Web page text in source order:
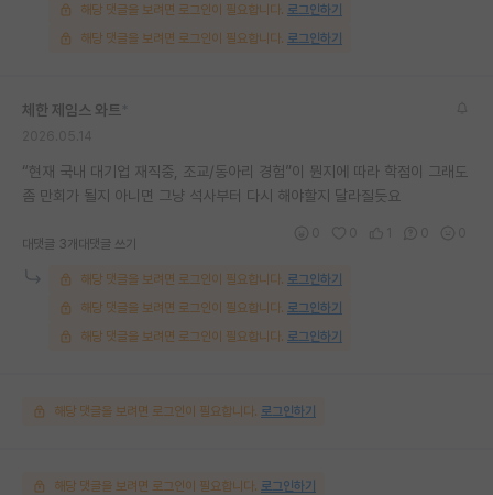
해당 댓글을 보려면 로그인이 필요합니다. 로그인하기
해당 댓글을 보려면 로그인이 필요합니다. 로그인하기
체한 제임스 와트
“현재 국내 대기업 재직중, 조교/동아리 경험”이 뭔지에 따라 학점이 그래도
좀 만회가 될지 아니면 그냥 석사부터 다시 해야할지 달라질듯요
대댓글 3개 대댓글 쓰기
해당 댓글을 보려면 로그인이 필요합니다. 로그인하기
해당 댓글을 보려면 로그인이 필요합니다. 로그인하기
해당 댓글을 보려면 로그인이 필요합니다. 로그인하기
해당 댓글을 보려면 로그인이 필요합니다. 로그인하기
해당 댓글을 보려면 로그인이 필요합니다. 로그인하기